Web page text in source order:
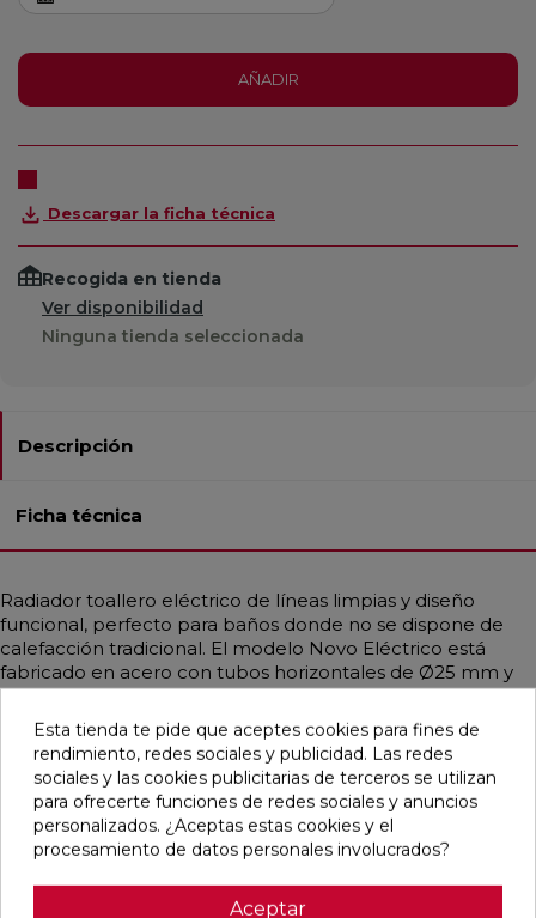
AÑADIR
Descargar la ficha técnica
Recogida en tienda
Ver disponibilidad
Ninguna tienda seleccionada
Descripción
Ficha técnica
Radiador toallero eléctrico de líneas limpias y diseño
funcional, perfecto para baños donde no se dispone de
calefacción tradicional. El modelo Novo Eléctrico está
fabricado en acero con tubos horizontales de Ø25 mm y
colectores semicirculares de 40x30 mm, relleno con
líquido termoconvector para una emisión de calor
uniforme. Disponible en diferentes medidas y potencias de
400 a 1000 W. Ofrece calor uniforme y constante, con
programación semanal, función ASC (Adaptive Star
Control) de detección de ventanas abiertas. Incluye
resistencia instalada, enchufe Schuko y soportes a juego.
Acabados en colores RAL.
Esta tienda te pide que aceptes cookies para fines de
rendimiento, redes sociales y publicidad. Las redes
sociales y las cookies publicitarias de terceros se utilizan
para ofrecerte funciones de redes sociales y anuncios
personalizados. ¿Aceptas estas cookies y el
procesamiento de datos personales involucrados?
Aceptar